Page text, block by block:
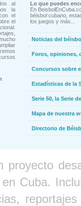
al
la
el
el
Lo que puedes
En
béisbol cubano,
los juegos y más...
Noticias del
Foros, opiniones,
Concursos sobre
Estadísticas de la
Serie 50, la Serie
Mapa de nuestra
Directorio de
proyecto
Cuba.